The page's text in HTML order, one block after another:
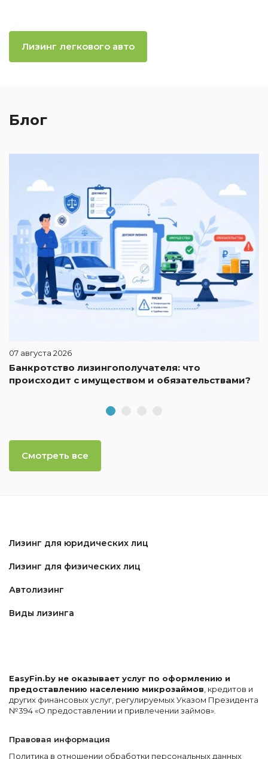
Лизинг легкового авто
Блог
07 августа 2026
Банкротство лизингополучателя: что
происходит с имуществом и обязательствами?
Смотреть все
Лизинг для юридических лиц
Лизинг для физических лиц
Автолизинг
Виды лизинга
EasyFin.by не оказывает услуг по оформлению и
предоставлению населению микрозаймов, кредитов и
других финансовых услуг, регулируемых Указом Президента
№394 «О предоставлении и привлечении займов».
Правовая информация
Политика в отношении обработки персональных данных